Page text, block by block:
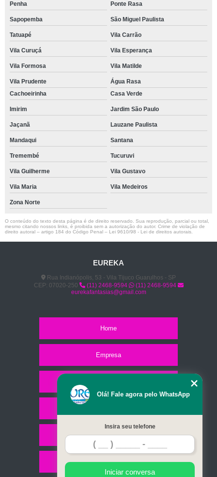
Penha Ponte Rasa
Sapopemba São Miguel Paulista
Tatuapé Vila Carrão
Vila Curuçá Vila Esperança
Vila Formosa Vila Matilde
Vila Prudente
Água Rasa
Cachoeirinha
Casa Verde
Imirim Jardim São Paulo
Jaçanã Lauzane Paulista
Mandaqui Santana
Tremembé Tucuruvi
Vila Guilherme Vila Gustavo
Vila Maria Vila Medeiros
Zona Norte
O conteúdo do texto desta página é de direito reservado. Sua reprodução, parcial ou total,
mesmo citando nossos links, é proibida sem a autorização do autor. Crime de violação de
direito autoral – artigo 184 do Código Penal – Lei 9610/98 - Lei de direitos autorais
EUREKA
Rua Indianópolis, 53 - Vila Tijuco Guarulhos - SP
CEP: 07020-250
(11) 2468-9594
(11) 2468-9594
eurekafantasias@gmail.com
Home
Empresa
Contato
Mapa do site
Olá! Fale agora pelo WhatsApp
Insira seu telefone
Iniciar conversa